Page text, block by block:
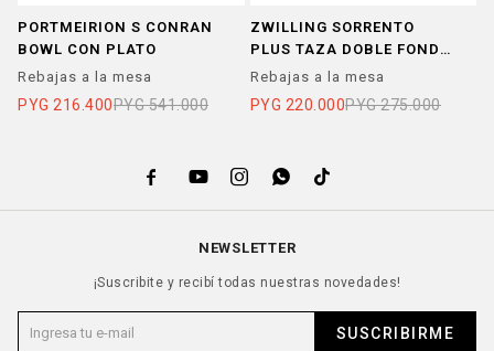
PORTMEIRION S CONRAN
BOWL CON PLATO
Rebajas a la mesa
PYG 216.400PYG 541.000
ZWILLING SORRENTO
PLUS TAZA DOBLE FONDO
355 ML X2
Rebajas a la mesa
PYG 220.000PYG 275.000
    
NEWSLETTER
¡Suscribite y recibí todas nuestras novedades!
SUSCRIBIRME